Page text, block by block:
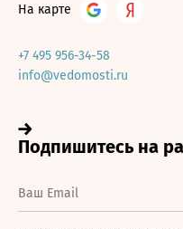
На карте
+7 495 956-34-58
info@vedomosti.ru